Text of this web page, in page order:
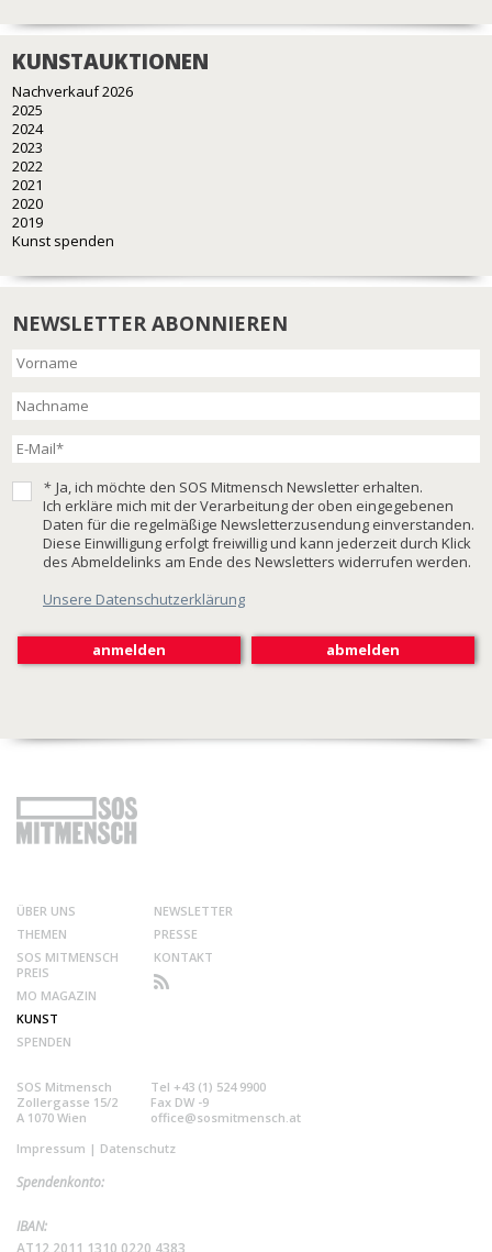
KUNSTAUKTIONEN
Nachverkauf 2026
2025
2024
2023
2022
2021
2020
2019
Kunst spenden
NEWSLETTER ABONNIEREN
* Ja, ich möchte den SOS Mitmensch Newsletter erhalten.
Ich erkläre mich mit der Verarbeitung der oben eingegebenen
Daten für die regelmäßige Newsletterzusendung einverstanden.
Diese Einwilligung erfolgt freiwillig und kann jederzeit durch Klick
des Abmeldelinks am Ende des Newsletters widerrufen werden.
Unsere Datenschutzerklärung
ÜBER UNS
THEMEN
SOS MITMENSCH
PREIS
MO MAGAZIN
KUNST
SPENDEN
NEWSLETTER
PRESSE
KONTAKT
SOS Mitmensch
Zollergasse 15/2
A 1070 Wien
Tel +43 (1) 524 9900
Fax DW -9
office@sosmitmensch.at
Impressum | Datenschutz
Spendenkonto:
IBAN:
AT12 2011 1310 0220 4383